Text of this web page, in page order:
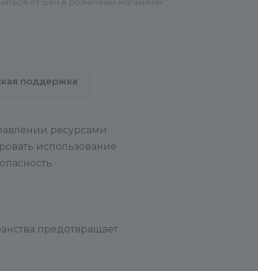
поддержка
ресурсами
использование
предотвращает